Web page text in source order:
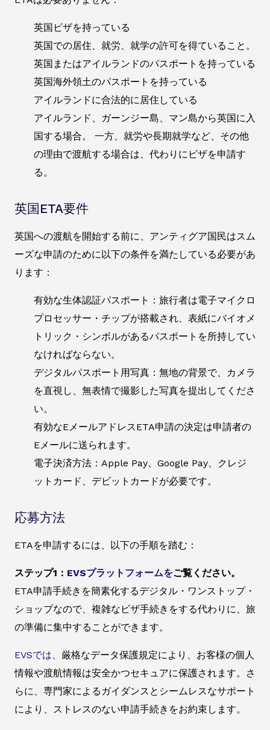
英国ビザを持っている
英国での居住、就労、就学の許可を得ていること。
英国またはアイルランドのパスポートを持っている
英国海外領土のパスポートを持っている
アイルランドに合法的に居住している
アイルランド、ガーンジー島、マン島から英国に入
国する場合。 一方、就労や長期就学など、その他
の理由で渡航する場合は、代わりにビザを申請す
る。
英国ETA要件
英国への渡航を開始する前に、アンティグア国民はスム
ーズな申請のために以下の条件を満たしている必要があ
ります：
有効な生体認証パスポート：旅行者は電子マイクロ
プロセッサー・チップが搭載され、表紙にバイオメ
トリック・シンボルがあるパスポートを所持してい
なければならない。
デジタルパスポート用写真：無地の背景で、カメラ
を直視し、無表情で撮影した写真を提出してくださ
い。
有効なEメールアドレスETA申請の決定は申請者の
Eメールに送られます。
電子決済方法：Apple Pay、Google Pay、クレジ
ットカード、デビットカードが必要です。
応募方法
ETAを申請するには、以下の手順を踏む：
ステップ1： EVSプラットフォームをご覧ください。
ETA申請手続きを簡素化するデジタル・ワンストップ・
ショップなので、複雑なビザ手続きをする代わりに、旅
の準備に集中することができます。
EVSでは、厳格なデータ保護規定により、お客様の個人
情報や渡航情報は安全かつセキュアに保護されます。さ
らに、専門家によるガイダンスとシームレスなサポート
により、ストレスのない申請手続きをお約束します。